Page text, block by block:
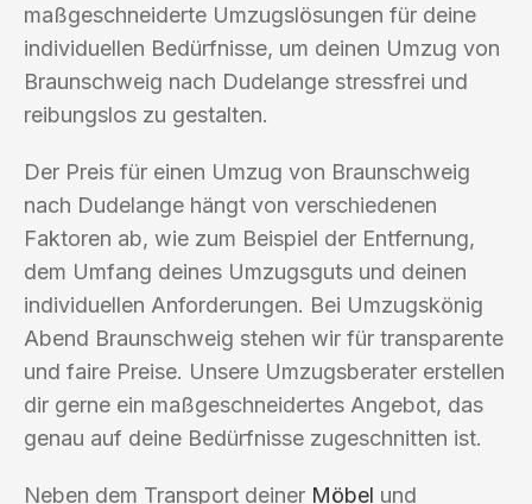
maßgeschneiderte Umzugslösungen für deine
individuellen Bedürfnisse, um deinen Umzug von
Braunschweig nach Dudelange stressfrei und
reibungslos zu gestalten.
Der Preis für einen Umzug von Braunschweig
nach Dudelange hängt von verschiedenen
Faktoren ab, wie zum Beispiel der Entfernung,
dem Umfang deines Umzugsguts und deinen
individuellen Anforderungen. Bei Umzugskönig
Abend Braunschweig stehen wir für transparente
und faire Preise. Unsere Umzugsberater erstellen
dir gerne ein maßgeschneidertes Angebot, das
genau auf deine Bedürfnisse zugeschnitten ist.
Neben dem Transport deiner Möbel und